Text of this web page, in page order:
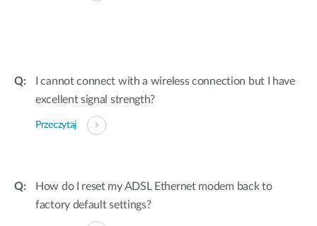
I cannot connect with a wireless connection but I have
excellent signal strength?
Przeczytaj
How do I reset my ADSL Ethernet modem back to
factory default settings?